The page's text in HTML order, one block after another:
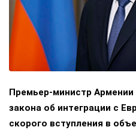
Премьер-министр Армении
закона об интеграции с
скорого вступления в